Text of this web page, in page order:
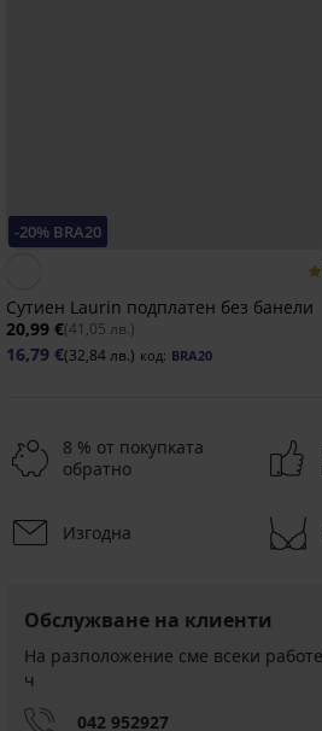
-20% BRA20
Сутиен Lаurin подплатен без банели
20,99 €(41,05 лв.)
16,79 €(32,84 лв.) код: BRA20
-20 % BRA20
Прозрачни
презрамки
20
5,69
-20 % BRA20
Самозалепващи
Push-
Силиконови
подплънки
Up
Силиконов
сутиен
18,99
Силиконов
сутиен
20,99
8 % от покупката
обратно
Изгодна
Обслужване на клиенти
На разположение сме всеки
ч
042 952927